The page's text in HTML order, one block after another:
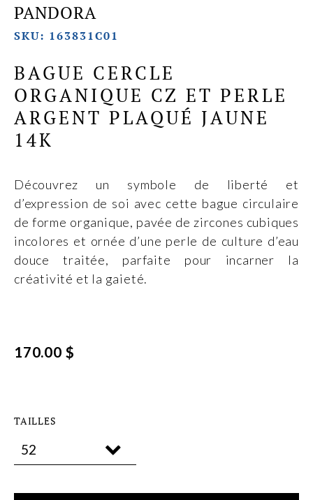
PANDORA
SKU: 163831C01
BAGUE CERCLE
ORGANIQUE CZ ET PERLE
ARGENT PLAQUÉ JAUNE
14K
Découvrez un symbole de liberté et
d’expression de soi avec cette bague circulaire
de forme organique, pavée de zircones cubiques
incolores et ornée d’une perle de culture d’eau
douce traitée, parfaite pour incarner la
créativité et la gaieté.
170.00 $
TAILLES